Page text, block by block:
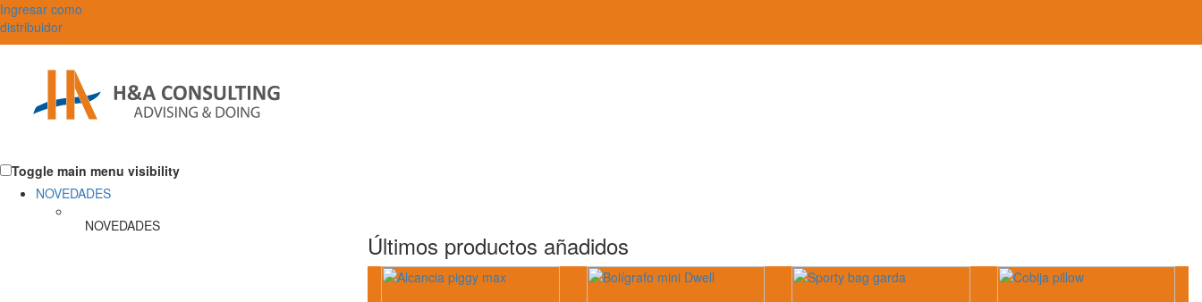
Ingresar como
distribuidor
Toggle main menu visibility
NOVEDADES
NOVEDADES
Últimos productos añadidos